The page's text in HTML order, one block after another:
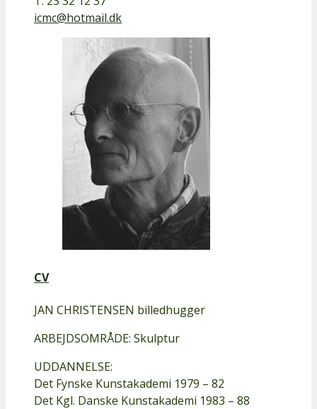
icmc@hotmail.dk
CV
JAN CHRISTENSEN billedhugger
ARBEJDSOMRÅDE: Skulptur
UDDANNELSE:
Det Fynske Kunstakademi 1979 – 82
Det Kgl. Danske Kunstakademi 1983 – 88